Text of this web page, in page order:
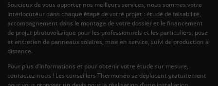
Soucieux de vous apporter nos meilleurs services, nous sommes votre
interlocuteur dans chaque étape de votre projet : étude de faisabilité,
accompagnement dans le montage de votre dossier et le financement
de projet photovoltaïque pour les professionnels et les particuliers, pose
et entretien de panneaux solaires, mise en service, suivi de production à
distance.
Pour plus d’informations et pour obtenir votre étude sur mesure,
contactez-nous ! Les conseillers Thermonéo se déplacent gratuitement